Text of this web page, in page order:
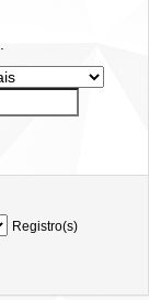
Registro(s)